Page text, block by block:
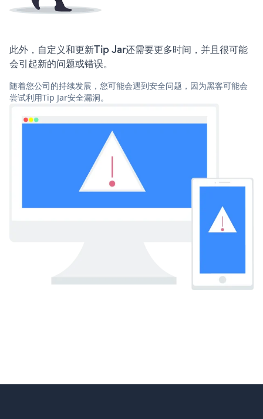
此外，自定义和更新Tip Jar还需要更多时间，并且很可能
会引起新的问题或错误。
随着您公司的持续发展，您可能会遇到安全问题，因为黑客可能会
尝试利用Tip Jar安全漏洞。